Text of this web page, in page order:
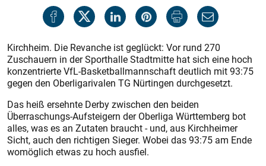
Kirchheim. Die Revanche ist geglückt: Vor rund 270
Zuschauern in der Sporthalle Stadtmitte hat sich eine hoch
konzentrierte VfL-Basketballmannschaft deutlich mit 93:75
gegen den Oberligarivalen TG Nürtingen durchgesetzt.
Das heiß ersehnte Derby zwischen den beiden
Überraschungs-Aufsteigern der Oberliga Würt­temberg bot
alles, was es an Zutaten braucht - und, aus Kirchheimer
Sicht, auch den richtigen Sieger. Wobei das 93:75 am Ende
womöglich etwas zu hoch ausfiel.